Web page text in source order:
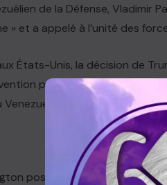
de la Défense, Vladimir
» et a appelé à l’unité des
États-Unis, la décision de
présidentielle, alors que
post